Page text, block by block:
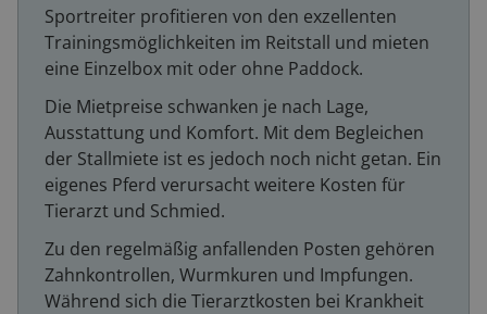
Sportreiter profitieren von den exzellenten
Trainingsmöglichkeiten im Reitstall und mieten
eine Einzelbox mit oder ohne Paddock.
Die Mietpreise schwanken je nach Lage,
Ausstattung und Komfort. Mit dem Begleichen
der Stallmiete ist es jedoch noch nicht getan. Ein
eigenes Pferd verursacht weitere Kosten für
Tierarzt und Schmied.
Zu den regelmäßig anfallenden Posten gehören
Zahnkontrollen, Wurmkuren und Impfungen.
Während sich die Tierarztkosten bei Krankheit